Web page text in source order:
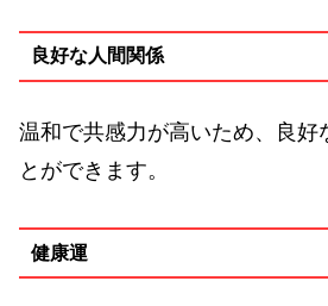
良好な人間関係
温和で共感力が高いため、良好
とができます。
健康運